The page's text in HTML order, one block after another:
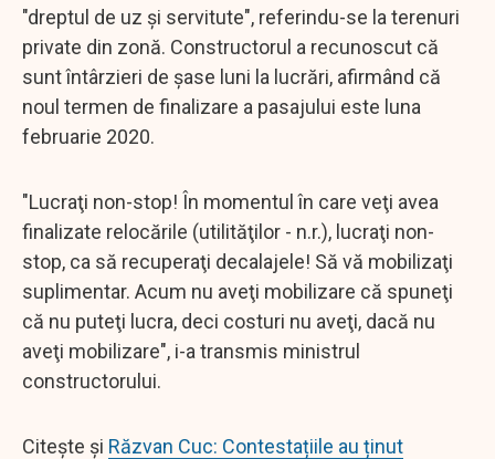
"dreptul de uz şi servitute", referindu-se la terenuri
private din zonă. Constructorul a recunoscut că
sunt întârzieri de şase luni la lucrări, afirmând că
noul termen de finalizare a pasajului este luna
februarie 2020.
"Lucraţi non-stop! În momentul în care veţi avea
finalizate relocările (utilităţilor - n.r.), lucraţi non-
stop, ca să recuperaţi decalajele! Să vă mobilizaţi
suplimentar. Acum nu aveţi mobilizare că spuneţi
că nu puteţi lucra, deci costuri nu aveţi, dacă nu
aveţi mobilizare", i-a transmis ministrul
constructorului.
Citește și Răzvan Cuc: Contestațiile au ținut